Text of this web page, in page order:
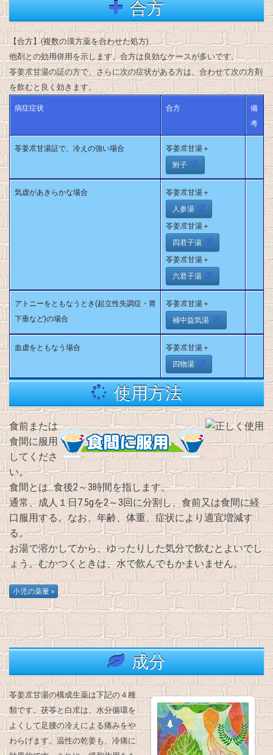
合方
【合方】(複数の漢方薬を合わせた処方)
他剤との効用併用を示します。合方は良効なケースが多いです。
苓姜朮甘湯の証の方で、さらに次の症状がある方は、合わせて次の方剤
を飲むと良く効きます。
病症症状 合方
備
考
苓姜朮甘湯証で、冷えの強い場合 苓姜朮甘湯＋
附子
気虚があきらかな場合 苓姜朮甘湯＋
人参湯
苓姜朮甘湯＋
四君子湯
苓姜朮甘湯＋
六君子湯
アトニーをともなうとき(起立性失調症・胃
下垂など)の場合
苓姜朮甘湯＋
補中益気湯
血虚をともなう場合 苓姜朮甘湯＋
四物湯
使用方法
食前または
食間に服用
してくださ
い。
食間とは…食後2～3時間を指します。
通常、成人１日7.5gを2～3回に分割し、食前又は食間に経
口服用する。なお、年齢、体重、症状により適宜増減す
る。
お湯で溶かしてから、ゆったりした気分で飲むとよいでし
ょう。むかつくときは、水で飲んでもかまいません。
成分
苓姜朮甘湯の構成生薬は下記の４種
類です。茯苓と白朮は、水分循環を
よくして足腰の冷えによる痛みをや
わらげます。温性の乾姜も、冷痛に